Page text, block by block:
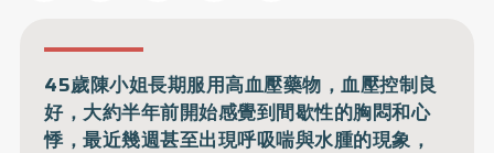
45歲陳小姐長期服用高血壓藥物，血壓控制良
好，大約半年前開始感覺到間歇性的胸悶和心
悸，最近幾週甚至出現呼吸喘與水腫的現象，